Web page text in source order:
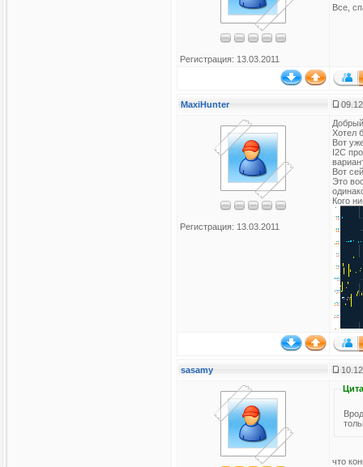
Регистрация: 13.03.2011
Все,
MaxiHunter
Регистрация: 13.03.2011
Хотел
Вот
I2C
Вот
Это
Кого
sasamy
что